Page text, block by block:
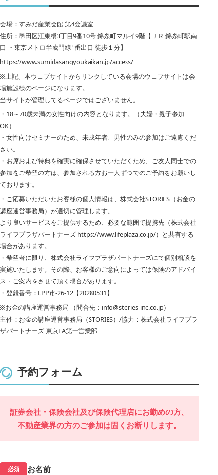
会場：すみだ産業会館 第4会議室
住所：墨田区江東橋3丁目9番10号 錦糸町マルイ9階【ＪＲ 錦糸町駅南
口 ・東京メトロ半蔵門線1番出口 徒歩１分】
https://www.sumidasangyoukaikan.jp/access/
※上記、本ウェブサイトからリンクしている会場のウェブサイトは会
場施設様のページになります。
当サイトが管理してるページではございません。
・18～70歳未満の女性向けの内容となります。（夫婦・親子参加
OK）
・女性向けセミナーのため、未成年者、男性のみの参加はご遠慮くだ
さい。
・お席および特典を確実に確保させていただくため、ご友人同士での
参加をご希望の方は、参加される方お一人ずつでのご予約をお願いし
ております。
・ご応募いただいたお客様の個人情報は、株式会社STORIES（お金の
講座運営事務局）が適切に管理します。
より良いサービスをご提供するため、必要な範囲で提携先（株式会社
ライフプラザパートナーズ https://www.lifeplaza.co.jp/）と共有する
場合があります。
・希望者に限り、株式会社ライフプラザパートナーズにて個別相談を
実施いたします。その際、お客様のご意向によっては保険のアドバイ
ス・ご案内をさせて頂く場合があります。
・登録番号：LPP市-26-12【20280531】
※お金の講座運営事務局 （問合先：info@stories-inc.co.jp）
主催：お金の講座運営事務局（STORIES）/協力：株式会社ライフプラ
ザパートナーズ 東京FA第一営業部
予約フォーム
証券会社・保険会社及び保険代理店にお勤めの方、
不動産業界の方のご参加は固くお断りします。
必須 お名前